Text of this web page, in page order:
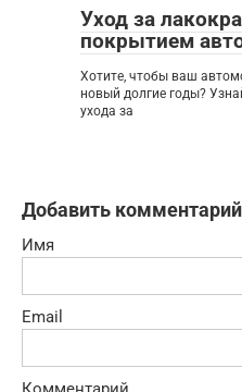
Уход за
покрытием
Хотите, чтобы ваш
новый долгие годы?
ухода за
Добавить комментарий
Имя
Email